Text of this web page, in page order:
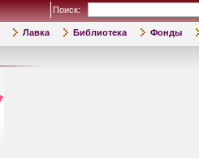
Поиск:
Лавка Библиотека Фонды